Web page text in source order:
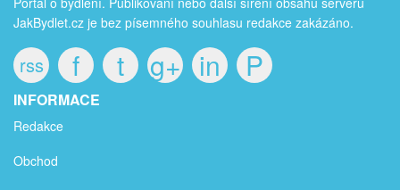
JakBydlet.cz je bez písemného souhlasu redakce zakázáno.
rss f t g+ in P
INFORMACE
Redakce
Obchod